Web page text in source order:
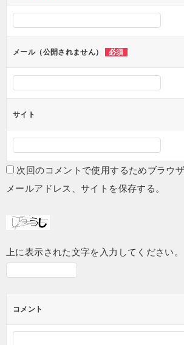
ョ
メール（公開されません） 必須
サイト
次回のコメントで使用するためブラウ
メールアドレス、サイトを保存する。
上に表示された文字を入力してください。
コメント